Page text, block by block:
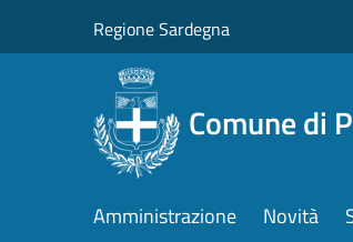
Regione Sardegna
Comune di
Amministrazione Novità